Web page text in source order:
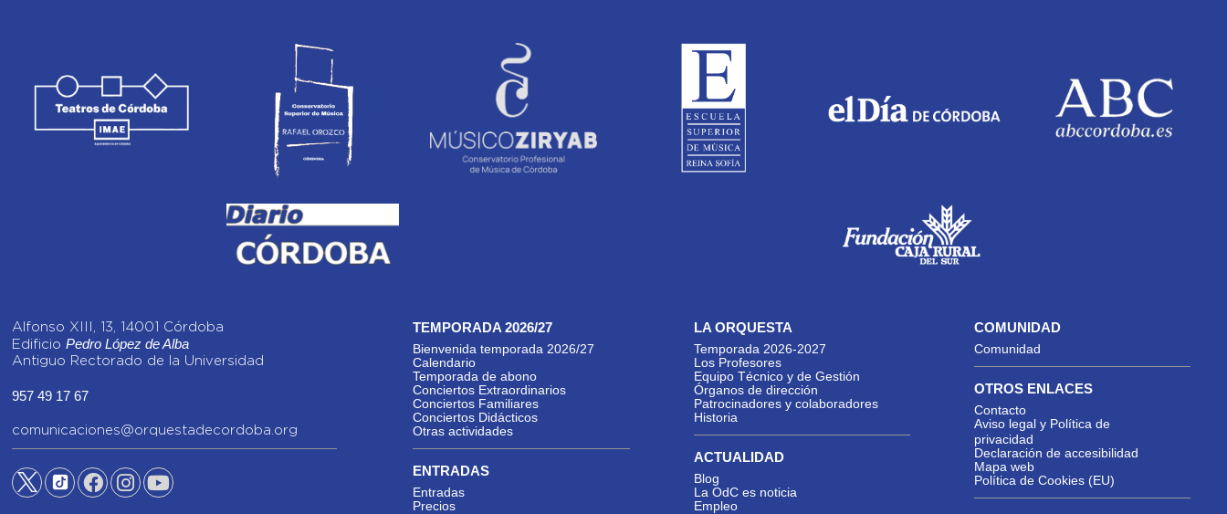
Alfonso XIII, 13, 14001 Córdoba
Edificio Pedro López de Alba
Antiguo Rectorado de la Universidad
957 49 17 67
comunicaciones@orquestadecordoba.org
TEMPORADA 2026/27
Bienvenida temporada 2026/27
Calendario
Temporada de abono
Conciertos Extraordinarios
Conciertos Familiares
Conciertos Didácticos
Otras actividades
ENTRADAS
Entradas
Precios
LA ORQUESTA
Temporada 2026-2027
Los Profesores
Equipo Técnico y de Gestión
Órganos de dirección
Patrocinadores y colaboradores
Historia
ACTUALIDAD
Blog
La OdC es noticia
Empleo
COMUNIDAD
Comunidad
OTROS ENLACES
Contacto
Aviso legal y Política de
privacidad
Declaración de accesibilidad
Mapa web
Política de Cookies (EU)